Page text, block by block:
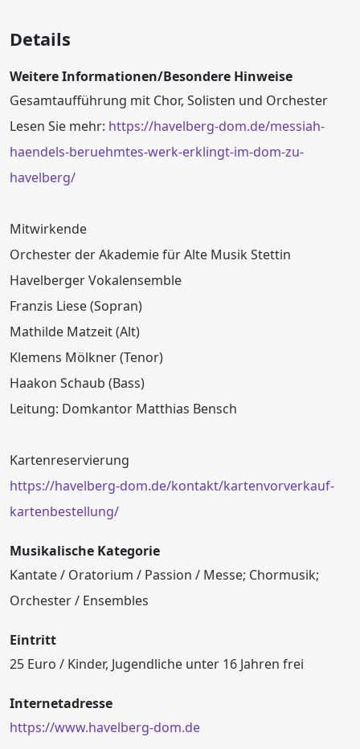
Details
Weitere Informationen/Besondere Hinweise
Gesamtaufführung mit Chor, Solisten und Orchester
Lesen Sie mehr: https://havelberg-dom.de/messiah-
haendels-beruehmtes-werk-erklingt-im-dom-zu-
havelberg/
Mitwirkende
Orchester der Akademie für Alte Musik Stettin
Havelberger Vokalensemble
Franzis Liese (Sopran)
Mathilde Matzeit (Alt)
Klemens Mölkner (Tenor)
Haakon Schaub (Bass)
Leitung: Domkantor Matthias Bensch
Kartenreservierung
https://havelberg-dom.de/kontakt/kartenvorverkauf-
kartenbestellung/
Musikalische Kategorie
Kantate / Oratorium / Passion / Messe; Chormusik;
Orchester / Ensembles
Eintritt
25 Euro / Kinder, Jugendliche unter 16 Jahren frei
Internetadresse
https://www.havelberg-dom.de